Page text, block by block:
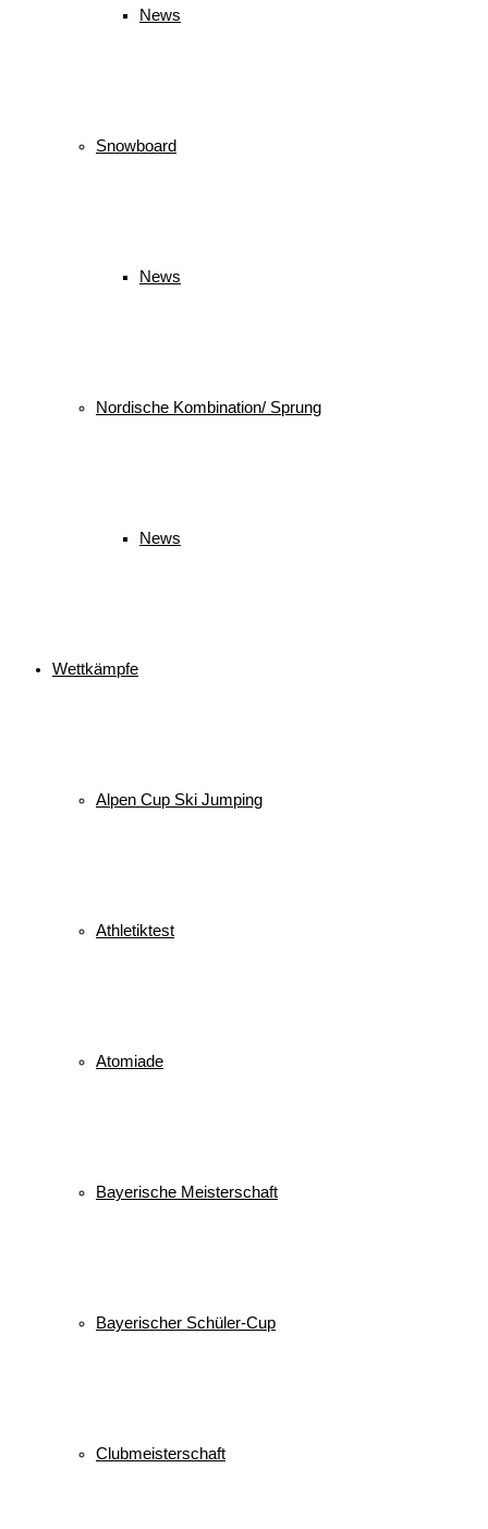
News
Snowboard
News
Nordische Kombination/ Sprung
News
Wettkämpfe
Alpen Cup Ski Jumping
Athletiktest
Atomiade
Bayerische Meisterschaft
Bayerischer Schüler-Cup
Clubmeisterschaft